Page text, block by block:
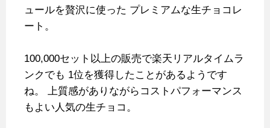
ュールを贅沢に使った プレミアムな生チョコレ
ート。
100,000セット以上の販売で楽天リアルタイムラ
ンクでも 1位を獲得したことがあるようです
ね。
上質感がありながらコストパフォーマンス
もよい人気の生チョコ。